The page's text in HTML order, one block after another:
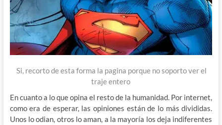
Si, recorto de esta forma la pagina porque no soporto ver el
traje entero
En cuanto a lo que opina el resto de la humanidad. Por internet,
como era de esperar, las opiniones están de lo más divididas.
Unos lo odian, otros lo aman, a la mayoría los deja indiferentes